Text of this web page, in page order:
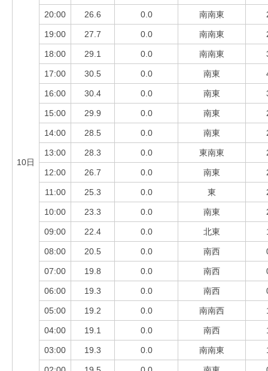
10日
20:00 26.6 0.0 南南東
19:00 27.7 0.0 南南東
18:00 29.1 0.0 南南東
17:00 30.5 0.0 南東
16:00 30.4 0.0 南東
15:00 29.9 0.0 南東
14:00 28.5 0.0 南東
13:00 28.3 0.0 東南東
12:00 26.7 0.0 南東
11:00 25.3 0.0 東
10:00 23.3 0.0 南東
09:00 22.4 0.0 北東
08:00 20.5 0.0 南西
07:00 19.8 0.0 南西
06:00 19.3 0.0 南西
05:00 19.2 0.0 南南西
04:00 19.1 0.0 南西
03:00 19.3 0.0 南南東